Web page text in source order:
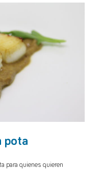
pota
para quienes quieren